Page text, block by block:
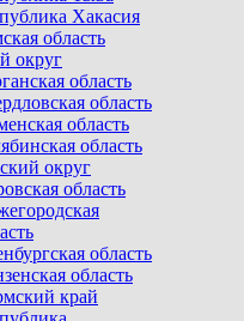
Хакасия
область
округ
область
область
область
область
округ
область
область
область
край